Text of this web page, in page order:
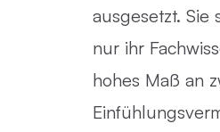
ausgesetzt.
nur ihr
hohes Maß an